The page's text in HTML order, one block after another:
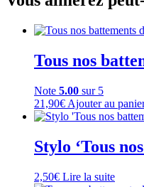
Tous nos
Note 5.00 sur 5
21,90€ Ajouter au
Stylo ‘Tous
2,50€ Lire la suite